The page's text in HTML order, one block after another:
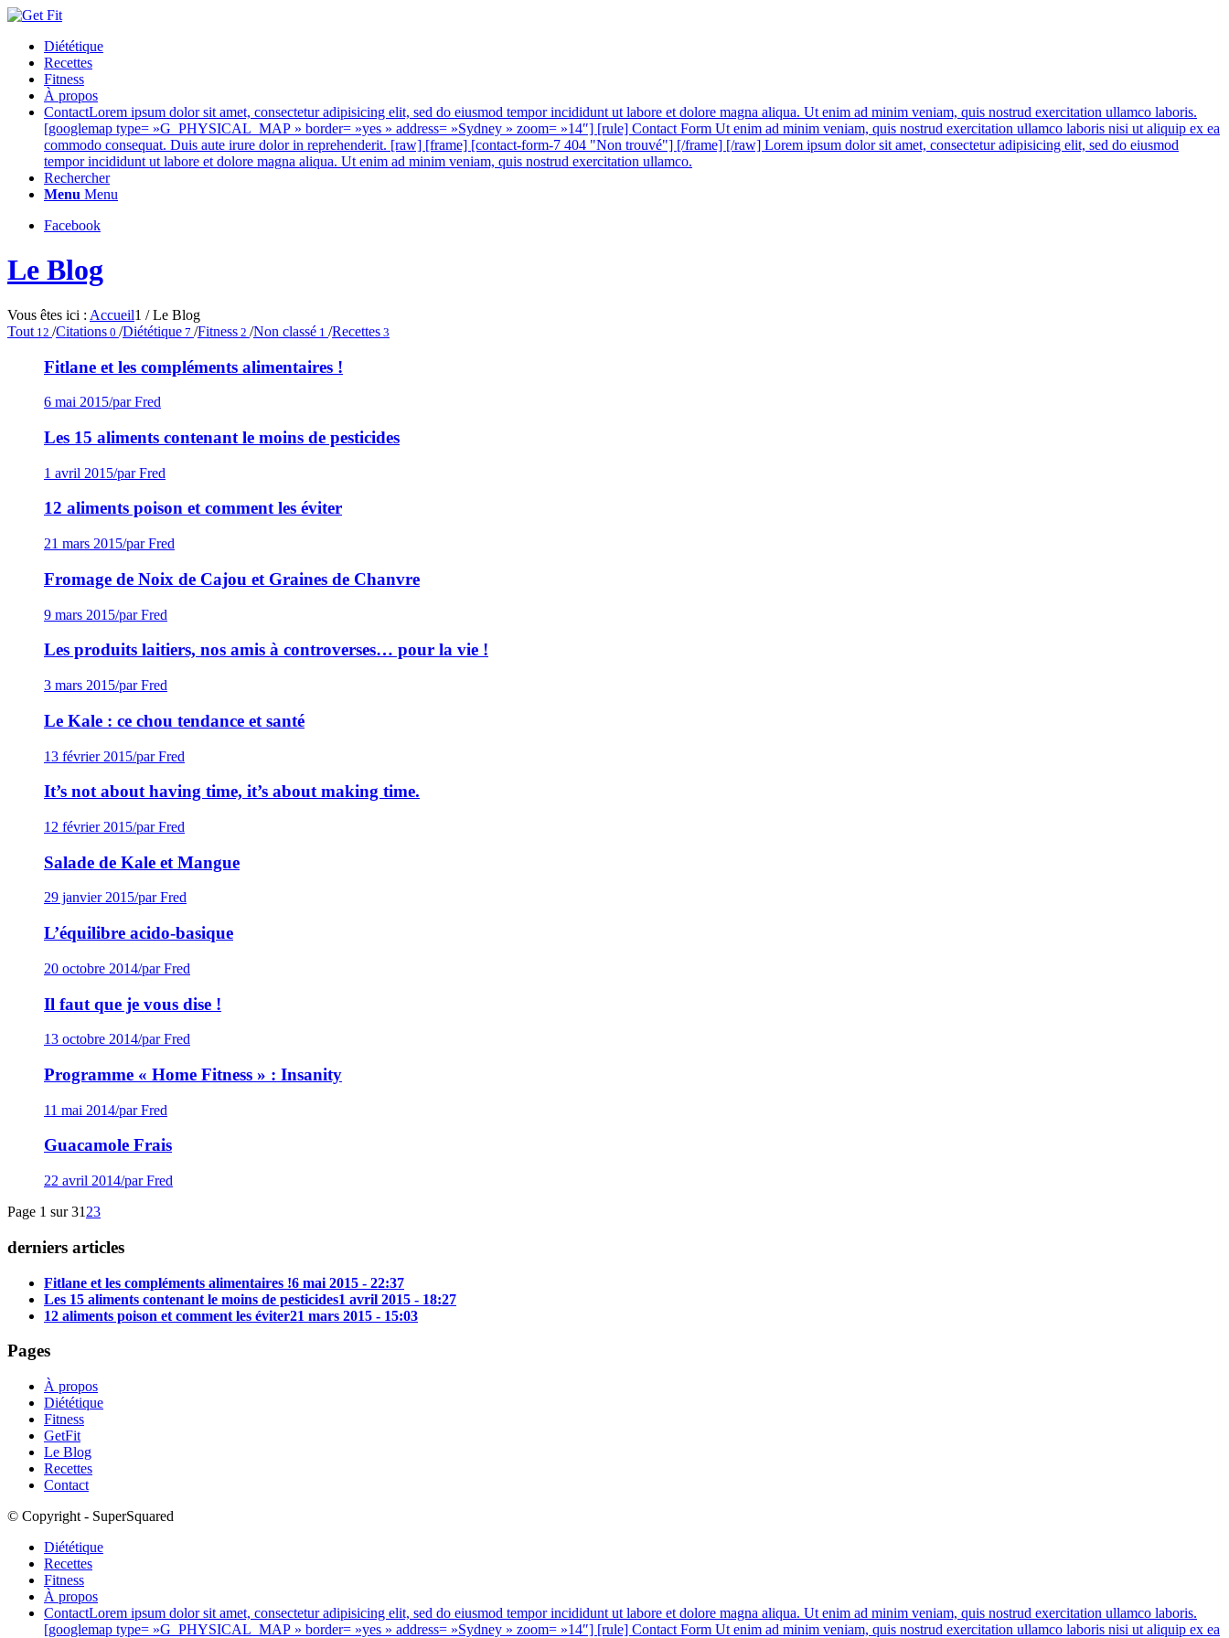
Diététique
Recettes
Fitness
À propos
ContactLorem ipsum dolor sit amet, consectetur adipisicing elit, sed do eiusmod tempor incididunt ut labore et dolore magna aliqua. Ut enim ad minim veniam, quis nostrud exercitation ullamco laboris.
[googlemap type= »G_PHYSICAL_MAP » border= »yes » address= »Sydney » zoom= »14″] [rule] Contact Form Ut enim ad minim veniam, quis nostrud exercitation ullamco laboris nisi ut aliquip ex ea
commodo consequat. Duis aute irure dolor in reprehenderit. [raw] [frame] [contact-form-7 404 "Non trouvé"] [/frame] [/raw] Lorem ipsum dolor sit amet, consectetur adipisicing elit, sed do eiusmod
tempor incididunt ut labore et dolore magna aliqua. Ut enim ad minim veniam, quis nostrud exercitation ullamco.
Rechercher
Menu Menu
Facebook
Le Blog
Vous êtes ici : Accueil1 / Le Blog
Tout 12 /Citations 0 /Diététique 7 /Fitness 2 /Non classé 1 /Recettes 3
Fitlane et les compléments alimentaires !
6 mai 2015/par Fred
Les 15 aliments contenant le moins de pesticides
1 avril 2015/par Fred
12 aliments poison et comment les éviter
21 mars 2015/par Fred
Fromage de Noix de Cajou et Graines de Chanvre
9 mars 2015/par Fred
Les produits laitiers, nos amis à controverses… pour la vie !
3 mars 2015/par Fred
Le Kale : ce chou tendance et santé
13 février 2015/par Fred
It’s not about having time, it’s about making time.
12 février 2015/par Fred
Salade de Kale et Mangue
29 janvier 2015/par Fred
L’équilibre acido-basique
20 octobre 2014/par Fred
Il faut que je vous dise !
13 octobre 2014/par Fred
Programme « Home Fitness » : Insanity
11 mai 2014/par Fred
Guacamole Frais
22 avril 2014/par Fred
Page 1 sur 31 23
derniers articles
Fitlane et les compléments alimentaires !6 mai 2015 - 22:37
Les 15 aliments contenant le moins de pesticides1 avril 2015 - 18:27
12 aliments poison et comment les éviter21 mars 2015 - 15:03
Pages
À propos
Diététique
Fitness
GetFit
Le Blog
Recettes
Contact
© Copyright - SuperSquared
Diététique
Recettes
Fitness
À propos
ContactLorem ipsum dolor sit amet, consectetur adipisicing elit, sed do eiusmod tempor incididunt ut labore et dolore magna aliqua. Ut enim ad minim veniam, quis nostrud exercitation ullamco laboris.
[googlemap type= »G_PHYSICAL_MAP » border= »yes » address= »Sydney » zoom= »14″] [rule] Contact Form Ut enim ad minim veniam, quis nostrud exercitation ullamco laboris nisi ut aliquip ex ea